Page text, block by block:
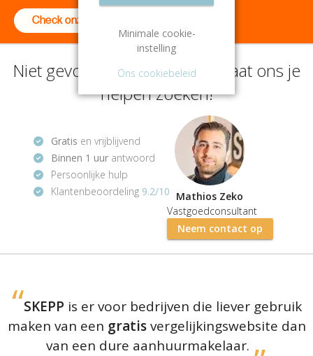
Check onze nieuwe website
Niet gevonden wat je zoekt? Laat ons je
helpen zoeken!
Gratis en vrijblijvend
Binnen 1 uur antwoord
Persoonlijke hulp
Klantenbeoordeling 9.2/10 Mathios Zeko
Vastgoedconsultant
Neem contact op
SKEPP is er voor bedrijven die liever gebruik
maken van een gratisvergelijkingswebsite dan
van een dure aanhuurmakelaar.
Minimale cookie-
instelling
Ons cookiebeleid